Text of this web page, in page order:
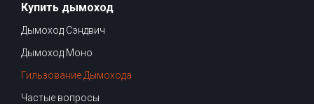
Купить дымоход
Дымоход Сэндвич
Дымоход Моно
Гильзование Дымохода
Частые вопросы